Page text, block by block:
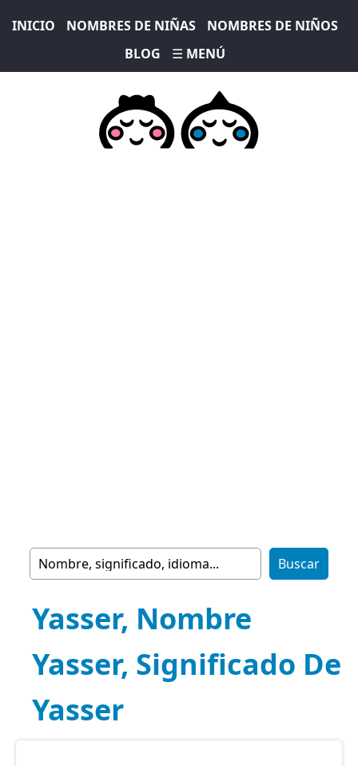
INICIO NOMBRES DE NIÑAS
NOMBRES DE NIÑOS
BLOG
☰ MENÚ
Yasser, Nombre
Yasser, Significado De
Yasser